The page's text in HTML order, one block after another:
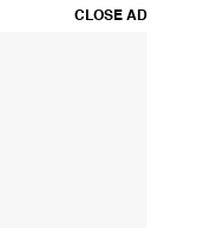
CLOSE AD